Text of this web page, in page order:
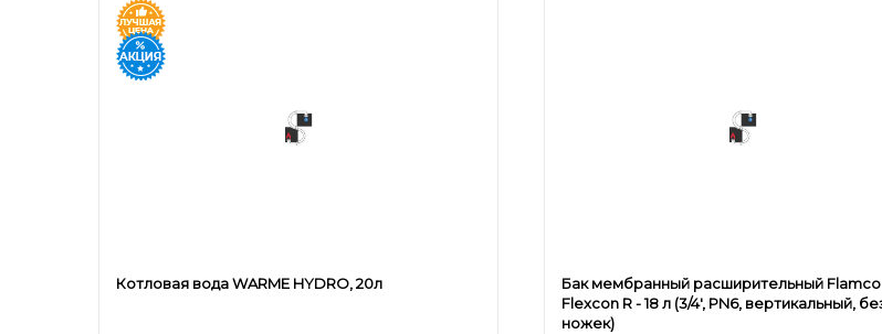
Котловая вода WARME HYDRO, 20л
Бак мембранный расширительный Flamco
Flexcon R - 18 л (3/4', PN6, вертикальный,
ножек)